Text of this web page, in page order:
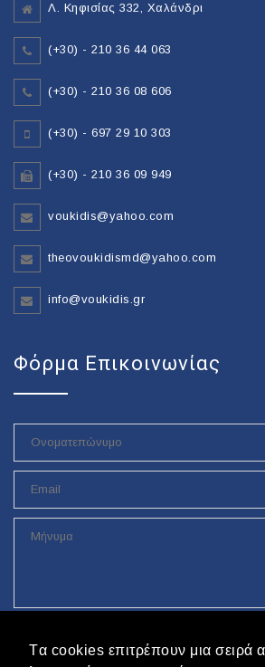
Tα cookies επιτρέπουν μια σειρά
Λ. Κηφισίας 332, Χαλάνδρι
(+30) - 210 36 44 063
(+30) - 210 36 08 606
(+30) - 697 29 10 303
(+30) - 210 36 09 949
voukidis@yahoo.com
theovoukidismd@yahoo.com
info@voukidis.gr
Φόρμα Επικοινωνίας